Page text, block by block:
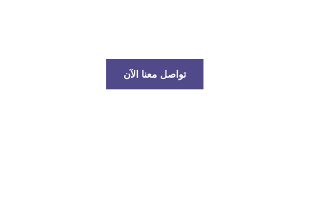
تواصل معنا الآن